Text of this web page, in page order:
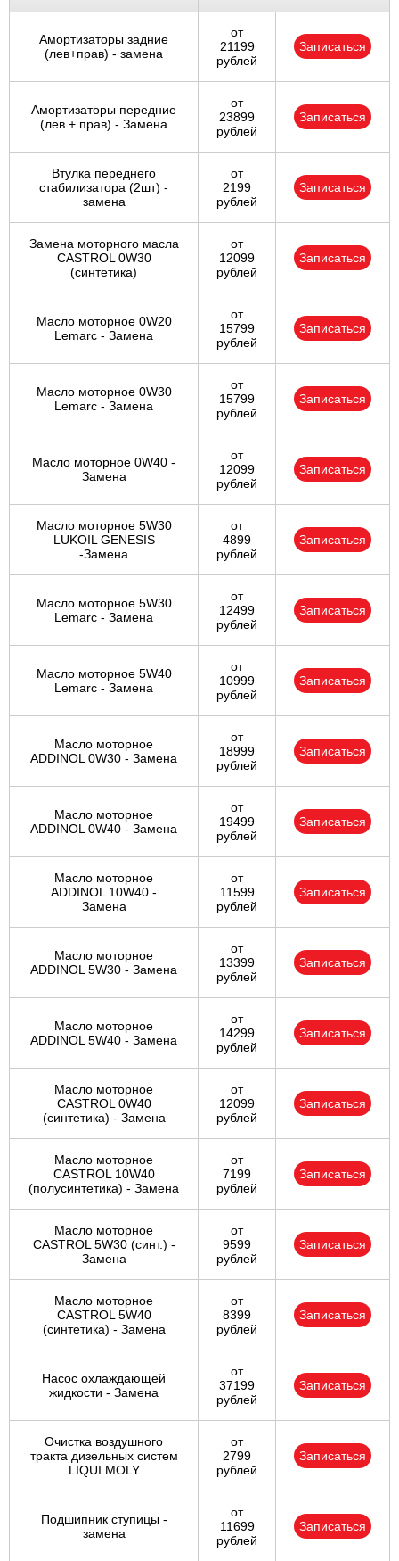
Амортизаторы задние
(лев+прав) - замена
от
21199
рублей
Записаться
Амортизаторы передние
(лев + прав) - Замена
от
23899
рублей
Записаться
Втулка переднего
стабилизатора (2шт) -
замена
от
2199
рублей
Записаться
Замена моторного масла
CASTROL 0W30
(синтетика)
от
12099
рублей
Записаться
Масло моторное 0W20
Lemarc - Замена
от
15799
рублей
Записаться
Масло моторное 0W30
Lemarc - Замена
от
15799
рублей
Записаться
Масло моторное 0W40 -
Замена
от
12099
рублей
Записаться
Масло моторное 5W30
LUKOIL GENESIS
-Замена
от
4899
рублей
Записаться
Масло моторное 5W30
Lemarc - Замена
от
12499
рублей
Записаться
Масло моторное 5W40
Lemarc - Замена
от
10999
рублей
Записаться
Масло моторное
ADDINOL 0W30 - Замена
от
18999
рублей
Записаться
Масло моторное
ADDINOL 0W40 - Замена
от
19499
рублей
Записаться
Масло моторное
ADDINOL 10W40 -
Замена
от
11599
рублей
Записаться
Масло моторное
ADDINOL 5W30 - Замена
от
13399
рублей
Записаться
Масло моторное
ADDINOL 5W40 - Замена
от
14299
рублей
Записаться
Масло моторное
CASTROL 0W40
(синтетика) - Замена
от
12099
рублей
Записаться
Масло моторное
CASTROL 10W40
(полусинтетика) - Замена
от
7199
рублей
Записаться
Масло моторное
CASTROL 5W30 (синт.) -
Замена
от
9599
рублей
Записаться
Масло моторное
CASTROL 5W40
(синтетика) - Замена
от
8399
рублей
Записаться
Насос охлаждающей
жидкости - Замена
от
37199
рублей
Записаться
Очистка воздушного
тракта дизельных систем
LIQUI MOLY
от
2799
рублей
Записаться
Подшипник ступицы -
замена
от
11699
рублей
Записаться